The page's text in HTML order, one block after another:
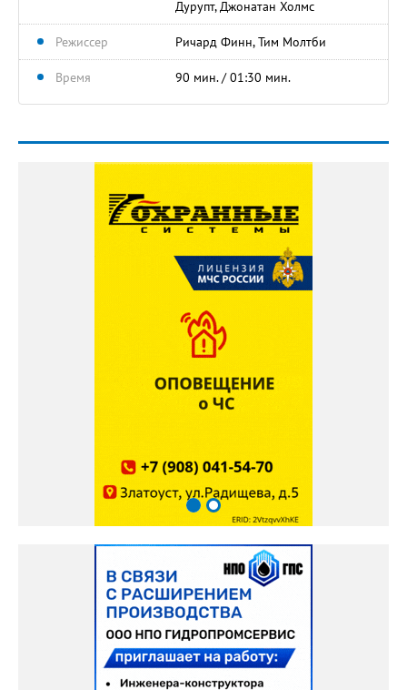
Дурупт, Джонатан Холмс
Режиссер Ричард Финн, Тим Молтби
Время 90 мин. / 01:30 мин.